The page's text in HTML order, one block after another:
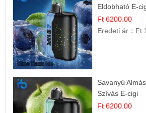
Eldobható E-
Gyümölcsös
Ft 6200.00
Eredeti ár： Ft
Savanyú
Szívás E-cigi
Ft 6200.00